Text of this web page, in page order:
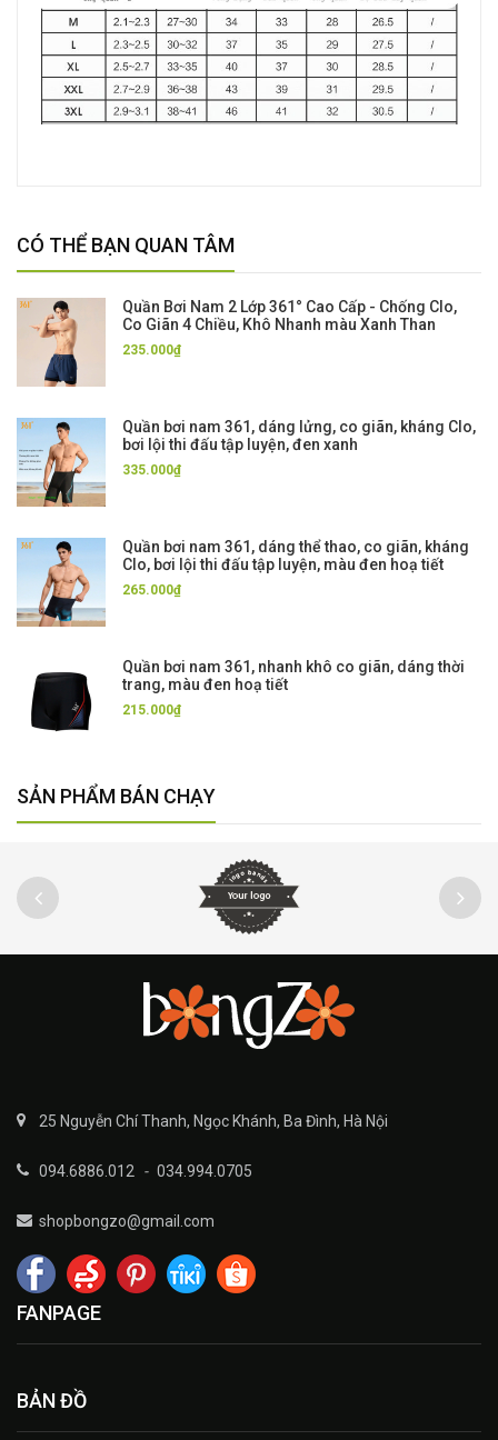
CÓ THỂ BẠN QUAN TÂM
Quần Bơi Nam 2 Lớp 361° Cao Cấp - Chống Clo,
Co Giãn 4 Chiều, Khô Nhanh màu Xanh Than
235.000₫
Quần bơi nam 361, dáng lửng, co giãn, kháng Clo,
bơi lội thi đấu tập luyện, đen xanh
335.000₫
Quần bơi nam 361, dáng thể thao, co giãn, kháng
Clo, bơi lội thi đấu tập luyện, màu đen hoạ tiết
265.000₫
Quần bơi nam 361, nhanh khô co giãn, dáng thời
trang, màu đen hoạ tiết
215.000₫
SẢN PHẨM BÁN CHẠY
25 Nguyễn Chí Thanh, Ngọc Khánh, Ba Đình, Hà Nội
094.6886.012 - 034.994.0705
shopbongzo@gmail.com
FANPAGE
BẢN ĐỒ